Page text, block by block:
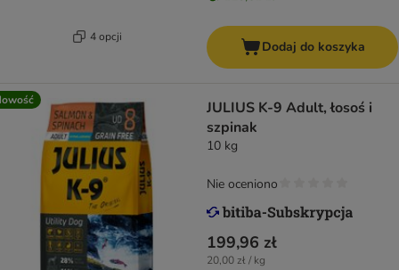
4 opcji
Dodaj do koszyka
JULIUS K-9 Adult, łosoś i
szpinak
10 kg
199,96 zł
20,00 zł / kg
Nie oceniono